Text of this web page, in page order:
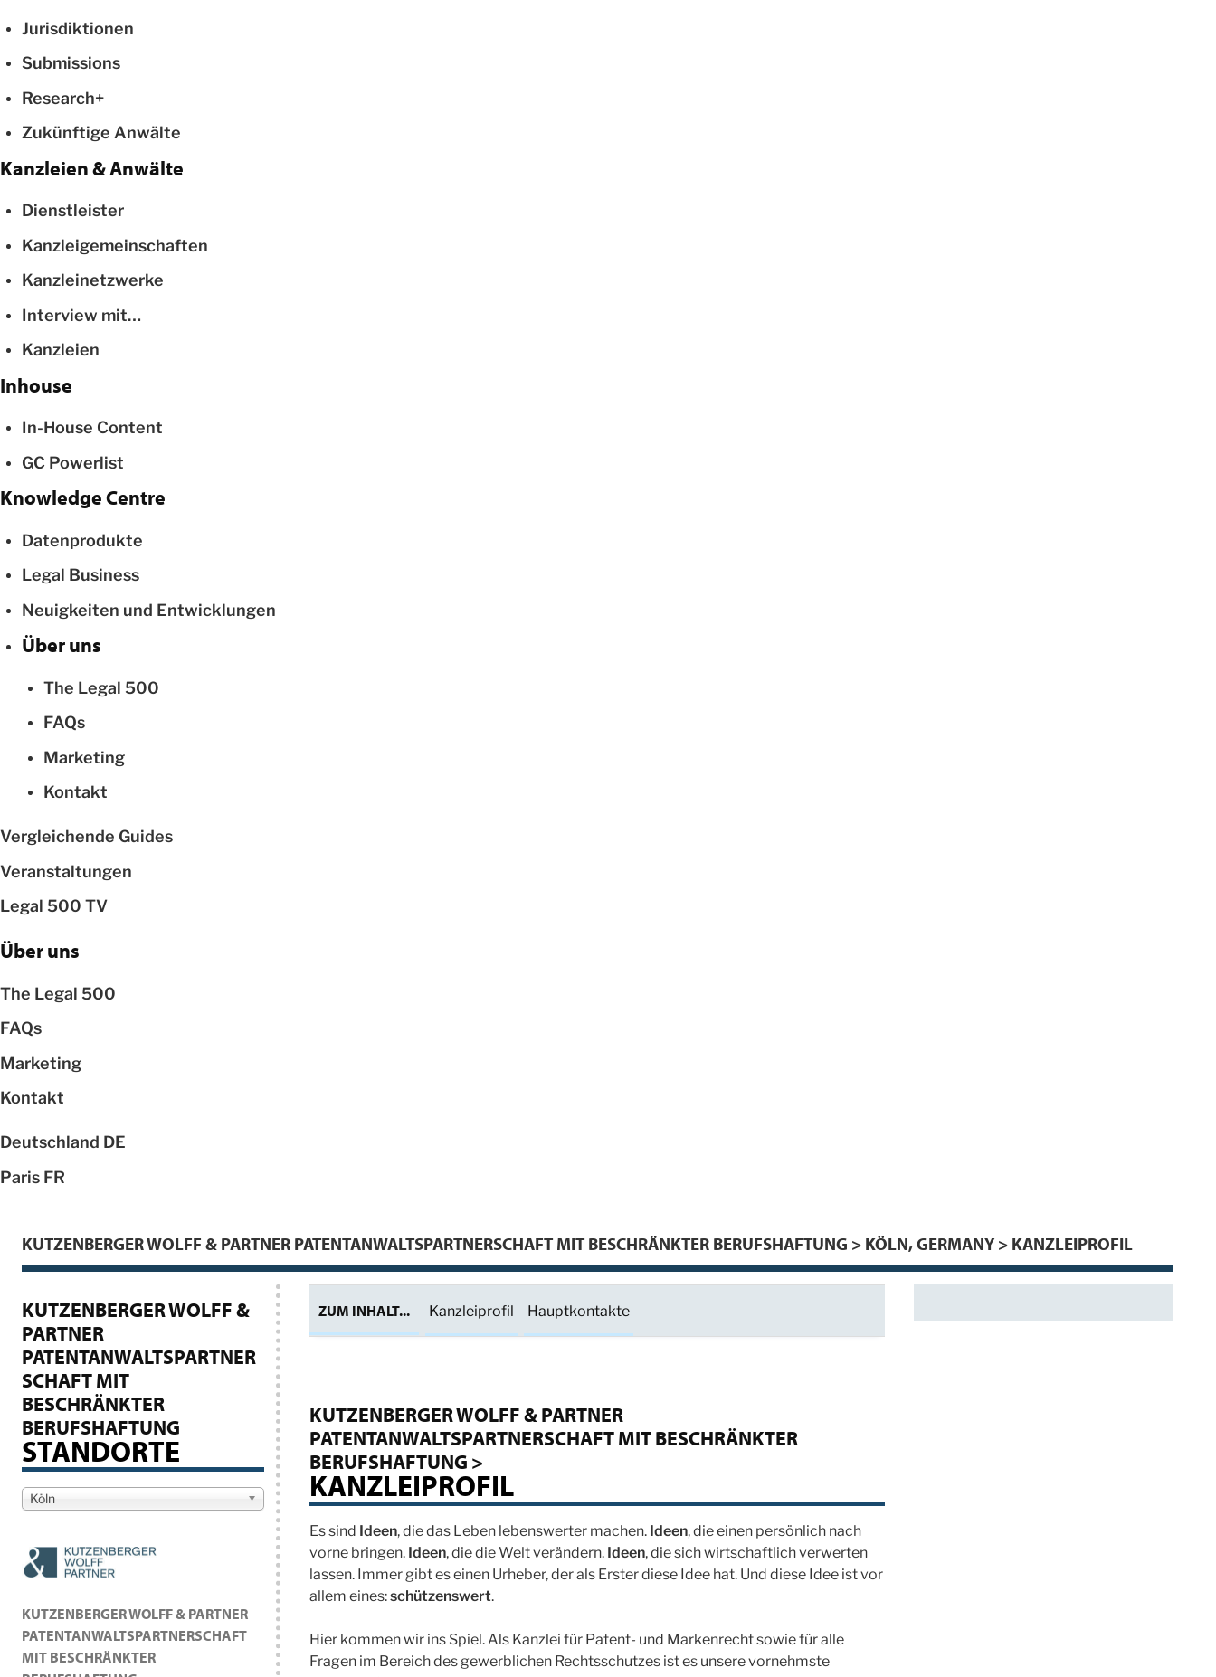
Jurisdiktionen
Submissions
Research+
Zukünftige Anwälte
Kanzleien & Anwälte
Dienstleister
Kanzleigemeinschaften
Kanzleinetzwerke
Interview mit…
Kanzleien
Inhouse
In-House Content
GC Powerlist
Knowledge Centre
Datenprodukte
Legal Business
Neuigkeiten und Entwicklungen
Über uns
The Legal 500
FAQs
Marketing
Kontakt
Vergleichende Guides
Veranstaltungen
Legal 500 TV
Über uns
The Legal 500
FAQs
Marketing
Kontakt
Deutschland DE
Paris FR
KUTZENBERGER WOLFF & PARTNER PATENTANWALTSPARTNERSCHAFT MIT BESCHRÄNKTER BERUFSHAFTUNG > KÖLN, GERMANY > KANZLEIPROFIL
KUTZENBERGER WOLFF &
PARTNER
PATENTANWALTSPARTNER
SCHAFT MIT
BESCHRÄNKTER
BERUFSHAFTUNG
STANDORTE
Köln
KUTZENBERGER WOLFF & PARTNER
PATENTANWALTSPARTNERSCHAFT
MIT BESCHRÄNKTER
ZUM INHALT... Kanzleiprofil Hauptkontakte
KUTZENBERGER WOLFF & PARTNER
PATENTANWALTSPARTNERSCHAFT MIT BESCHRÄNKTER
BERUFSHAFTUNG >
KANZLEIPROFIL
Es sind Ideen, die das Leben lebenswerter machen. Ideen, die einen persönlich nach
vorne bringen. Ideen, die die Welt verändern. Ideen, die sich wirtschaftlich verwerten
lassen. Immer gibt es einen Urheber, der als Erster diese Idee hat. Und diese Idee ist vor
allem eines:schützenswert.
Hier kommen wir ins Spiel. Als Kanzlei für Patent- und Markenrecht sowie für alle
Fragen im Bereich des gewerblichen Rechtsschutzes ist es unsere vornehmste